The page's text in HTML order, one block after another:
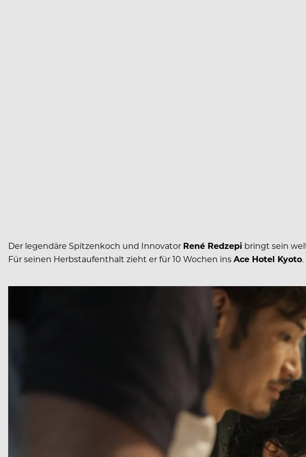
Der legendäre Spitzenkoch und Innovator René Redzepi bringt sein
Für seinen Herbstaufenthalt zieht er für 10 Wochen insAce Hotel Kyoto